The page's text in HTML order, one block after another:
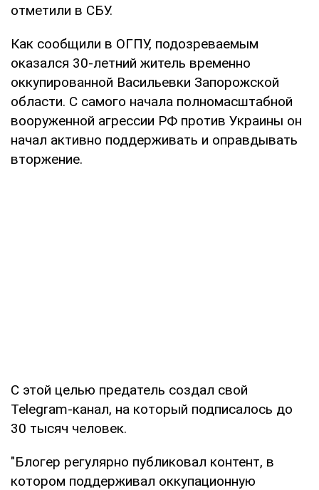
отметили в СБУ.
Как сообщили в ОГПУ, подозреваемым
оказался 30-летний житель временно
оккупированной Васильевки Запорожской
области. С самого начала полномасштабной
вооруженной агрессии РФ против Украины он
начал активно поддерживать и оправдывать
вторжение.
С этой целью предатель создал свой
Telegram-канал, на который подписалось до
30 тысяч человек.
"Блогер регулярно публиковал контент, в
котором поддерживал оккупационную